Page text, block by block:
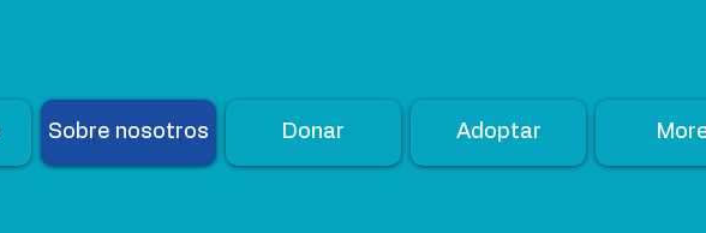
Sobre nosotros Donar Adoptar